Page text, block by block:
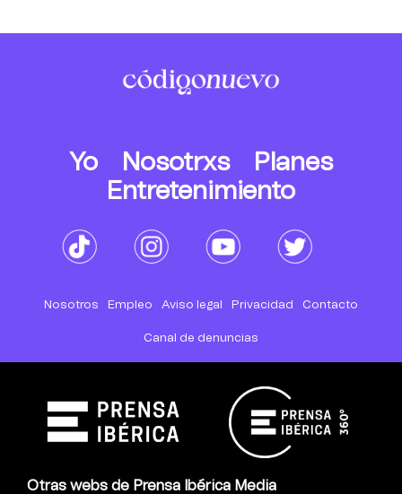
Yo Nosotrxs
Planes
Entretenimiento
Nosotros Empleo Aviso legal Privacidad Contacto
Canal de denuncias
Otras webs de Prensa Ibérica Media